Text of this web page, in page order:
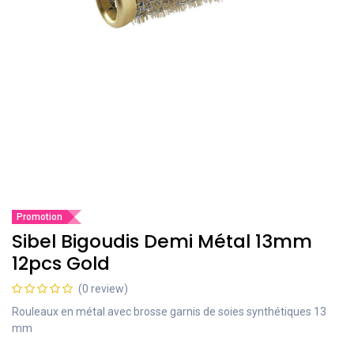
Promotion
Sibel Bigoudis Demi Métal 13mm
12pcs Gold
(0 review)
Rouleaux en métal avec brosse garnis de soies synthétiques 13
mm